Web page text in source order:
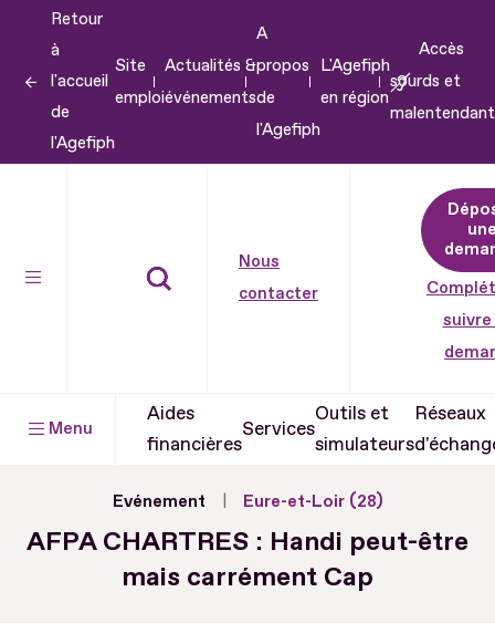
contenu
Retour
à
l'accueil
de
l'Agefiph
Site
emploi
Actualités &
événements
A
propos
de
l'Agefiph
L'Agefiph
en région
Accès
sourds et
Nous
contacter
suivre
Menu
Aides
financières
Services
Outils et
simulateurs
Réseaux
Evénement Eure-et-Loir (28)
AFPA CHARTRES : Handi peut-être
mais carrément Cap